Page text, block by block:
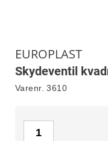
EUROPLAST
Skydeventil
Varenr. 3610